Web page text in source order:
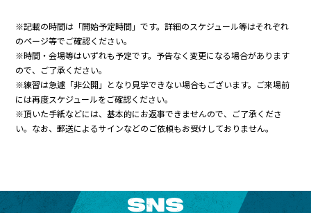
※記載の時間は「開始予定時間」です。詳細のスケジュール等はそれぞれ
のページ等でご確認ください。
※時間・会場等はいずれも予定です。予告なく変更になる場合があります
ので、ご了承ください。
※練習は急遽「非公開」となり見学できない場合もございます。ご来場前
には再度スケジュールをご確認ください。
※頂いた手紙などには、基本的にお返事できませんので、ご了承くださ
い。なお、郵送によるサインなどのご依頼もお受けしておりません。
SNS